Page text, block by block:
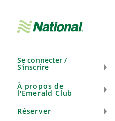
navigation
Se connecter /
S'inscrire
À propos de
l'Emerald Club
Réserver